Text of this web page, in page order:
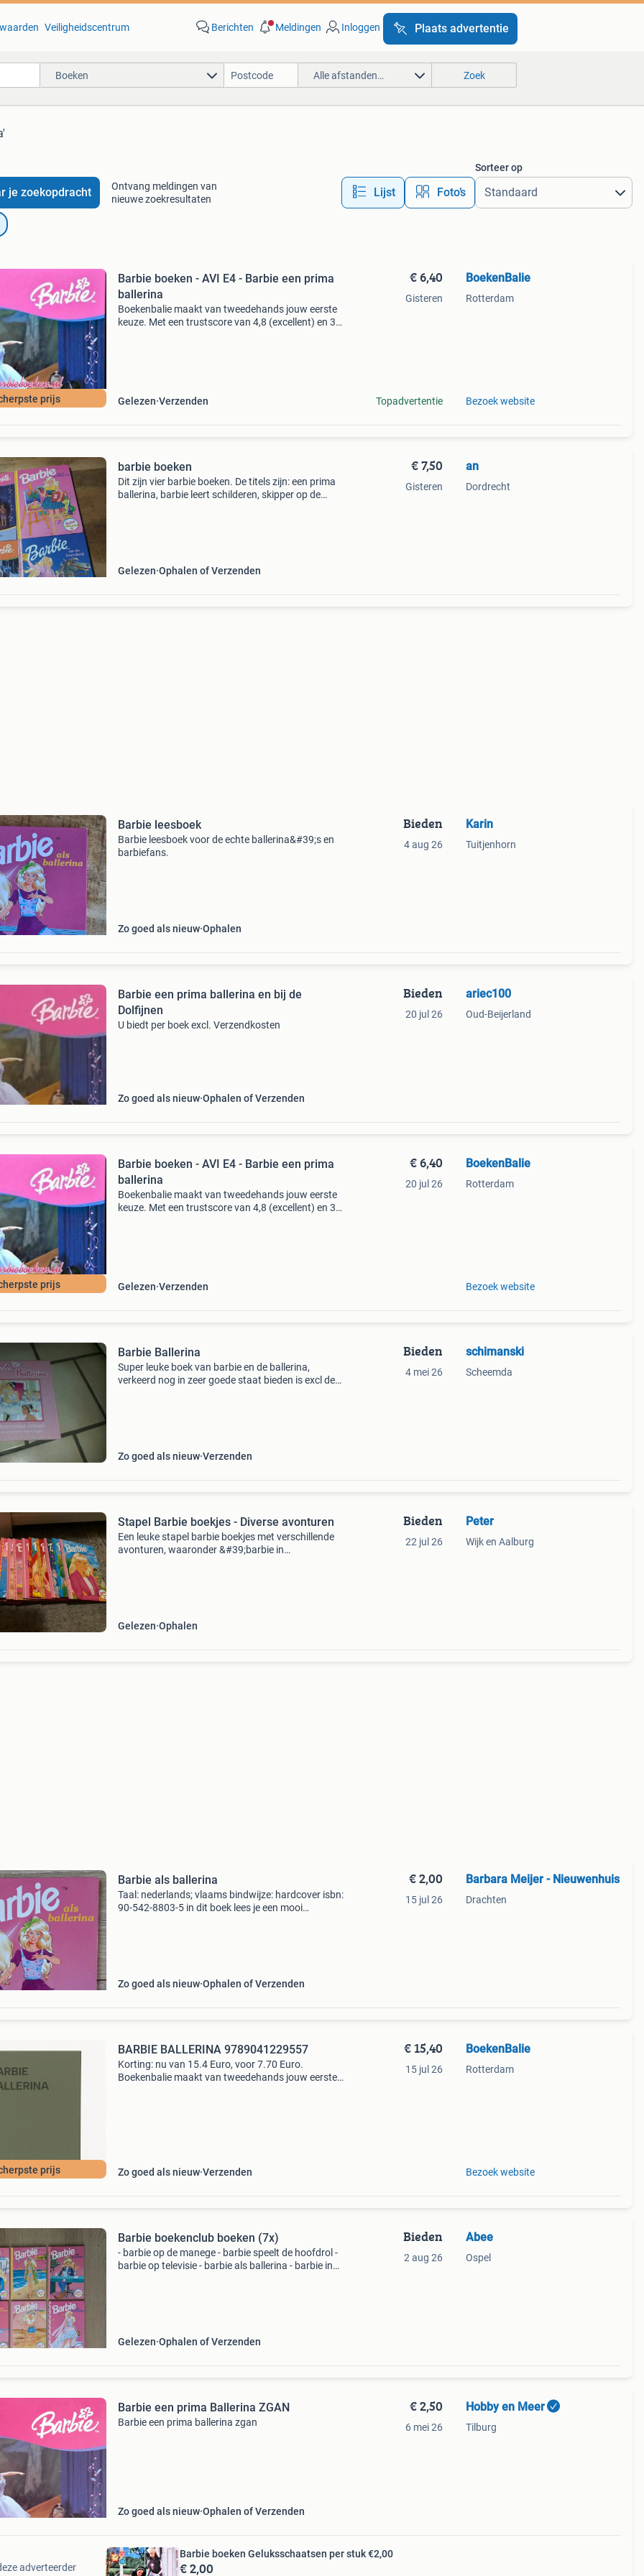
Veiligheidscentrum Berichten Meldingen Inloggen Plaats advertentie
Boeken Alle afstanden… Zoek
je zoekopdracht
Ontvang meldingen van
nieuwe zoekresultaten
Lijst Foto’s
Sorteer op
prijs
Barbie boeken - AVI E4 - Barbie een prima
ballerina
Boekenbalie maakt van tweedehands jouw eerste
keuze. Met een trustscore van 4,8 (excellent) en 30
Gelezen Verzenden
€ 6,40
Gisteren
Topadvertentie
BoekenBalie
Rotterdam
Bezoek website
barbie boeken
Dit zijn vier barbie boeken. De titels zijn: een prima
ballerina, barbie leert schilderen, skipper op de
Gelezen Ophalen of Verzenden
€ 7,50
Gisteren
an
Dordrecht
Barbie leesboek
Barbie leesboek voor de echte ballerina&#39;s en
barbiefans.
Zo goed als nieuw Ophalen
Bieden
4 aug 26
Karin
Tuitjenhorn
Barbie een prima ballerina en bij de
Dolfijnen
U biedt per boek excl. Verzendkosten
Zo goed als nieuw Ophalen of Verzenden
Bieden
20 jul 26
ariec100
Oud-Beijerland
prijs
Barbie boeken - AVI E4 - Barbie een prima
ballerina
Boekenbalie maakt van tweedehands jouw eerste
keuze. Met een trustscore van 4,8 (excellent) en 30
Gelezen Verzenden
€ 6,40
20 jul 26
BoekenBalie
Rotterdam
Bezoek website
Barbie Ballerina
Super leuke boek van barbie en de ballerina,
verkeerd nog in zeer goede staat bieden is excl de
Zo goed als nieuw Verzenden
Bieden
4 mei 26
schimanski
Scheemda
Stapel Barbie boekjes - Diverse avonturen
Een leuke stapel barbie boekjes met verschillende
avonturen, waaronder &#39;barbie in
Gelezen Ophalen
Bieden
22 jul 26
Peter
Wijk en Aalburg
Barbie als ballerina
Taal: nederlands; vlaams bindwijze: hardcover isbn:
90-542-8803-5 in dit boek lees je een mooi
Zo goed als nieuw Ophalen of Verzenden
€ 2,00
15 jul 26
Barbara Meijer - Nieuwenhuis
Drachten
prijs
BARBIE BALLERINA 9789041229557
Korting: nu van 15.4 Euro, voor 7.70 Euro.
Boekenbalie maakt van tweedehands jouw eerste
Zo goed als nieuw Verzenden
€ 15,40
15 jul 26
BoekenBalie
Rotterdam
Bezoek website
Barbie boekenclub boeken (7x)
- barbie op de manege - barbie speelt de hoofdrol -
barbie op televisie - barbie als ballerina - barbie in
Gelezen Ophalen of Verzenden
Bieden
2 aug 26
Abee
Ospel
Barbie een prima Ballerina ZGAN
Barbie een prima ballerina zgan
Zo goed als nieuw Ophalen of Verzenden
€ 2,50
6 mei 26
Hobby en Meer
Tilburg
adverteerder
Barbie boeken Geluksschaatsen per stuk €2,00
€ 2,00